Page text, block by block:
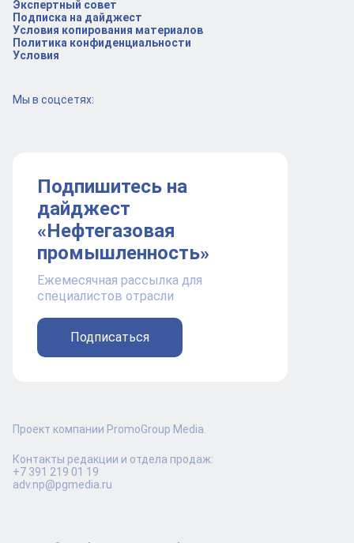
Экспертный совет
Подписка на дайджест
Условия копирования материалов
Политика конфиденциальности
Условия
Мы в соцсетях:
Подпишитесь на
дайджест
«Нефтегазовая
промышленность»
Ежемесячная рассылка для
специалистов отрасли
Подписаться
Проект компании PromoGroup Media.
Контакты редакции и отдела продаж:
+7 391 219 01 19
adv.np@pgmedia.ru